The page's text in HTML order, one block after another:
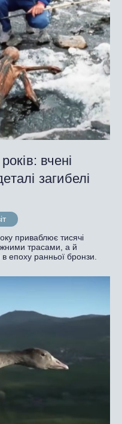
вчені
загибелі
приваблює тисячі
трасами, а й
епоху ранньої бронзи.